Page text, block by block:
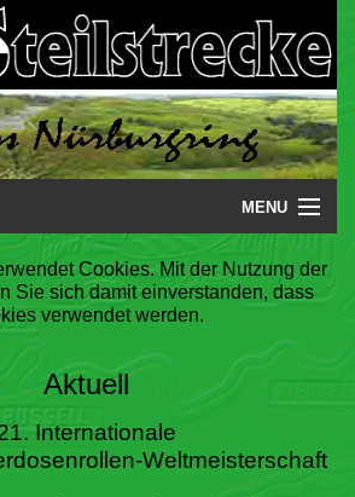
MENU
Cookies. Mit der Nutzung der
Sie sich damit einverstanden, dass
verwendet werden.
Aktuell
Internationale
Weltmeisterschaft